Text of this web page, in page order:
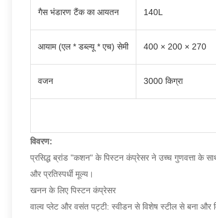
गैस भंडारण टैंक का आयतन 140L
आयाम (एल * डब्ल्यू * एच) सेमी 400 × 200 × 270
वजन 3000 किग्रा
विवरण:
प्रसिद्ध ब्रांड "कशन" के पिस्टन कंप्रेसर ने उच्च गुणवत्ता के
और प्रतिस्पर्धी मूल्य।
खनन के लिए पिस्टन कंप्रेसर
वाल्व प्लेट और वसंत पट्टी: स्वीडन से विशेष स्टील से बना